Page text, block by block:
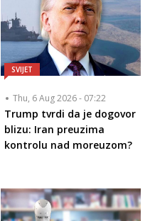
SVIJET
Thu, 6 Aug 2026 - 07:22
Trump tvrdi da je dogovor
blizu: Iran preuzima
kontrolu nad moreuzom?